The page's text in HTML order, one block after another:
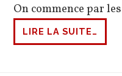
On commence par
LIRE LA SUITE…